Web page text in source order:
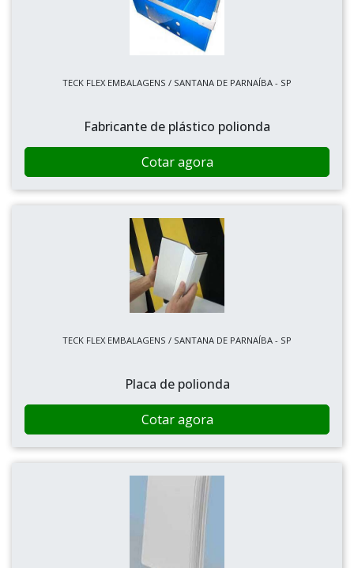
TECK FLEX EMBALAGENS / SANTANA DE PARNAÍBA - SP
Fabricante de plástico polionda
Cotar agora
TECK FLEX EMBALAGENS / SANTANA DE PARNAÍBA - SP
Placa de polionda
Cotar agora